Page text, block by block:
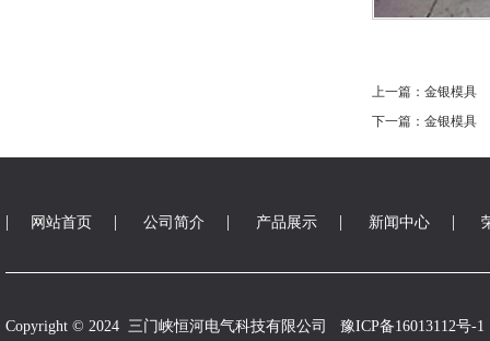
上一篇：金银模具
下一篇：金银模具
| 网站首页 | 公司简介 | 产品展示 | 新闻中心 |
Copyright © 2024 三门峡恒河电气科技有限公司 豫ICP备16013112号-1